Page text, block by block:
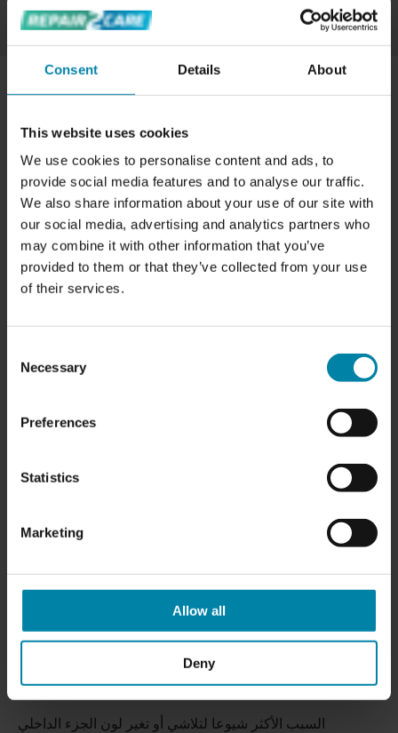
Consent Details About
This website uses cookies
We use cookies to personalise content and ads, to
provide social media features and to analyse our traffic.
We also share information about your use of our site with
our social media, advertising and analytics partners who
may combine it with other information that you’ve
provided to them or that they’ve collected from your use
of their services.
Selection
Necessary
Preferences
Statistics
Marketing
Allow all
Deny
الإلغاء المجاني - يمكنك الإلغاء في أي وقت إذا ندمت على حجزك
يبدأ الفني لدينا بتنظيف المنطقة لضمان مطابقة الألوان بدقة
والتطبيق المتساوي للمواد االلازمة. عندما تجف المكونات ،
يطبق الفني لون البلاستيك والفينيل المصمم خصيصًا غلى
طبقات متعددة لإنشاء سطح أملس وألوان كاملة. يتميز الطلاء
بالمرونة والمتانة العالية ، مما يضمن قدرة الطلاء على تحمل
التآكل والتلف العادي ، ونقدم ضمانًا لمدة عامين على جميع
معالجات تغير اللون.
ما الذي يسبب تغير اللون على الأجزاء الداخلية
أجزاء السيارة البلاستيكي حساسه للظروف الجوية القاسية،
ويمكن أن تتسبب الحرارة الشديدة أو درجات الحرارة الباردة في
تلاشي البلاستيك الداخلي أو تشققه بسبب جفافه أو تصلبه.
السبب الأكثر شيوعا لتلاشي أو تغير لون الجزء الداخلي